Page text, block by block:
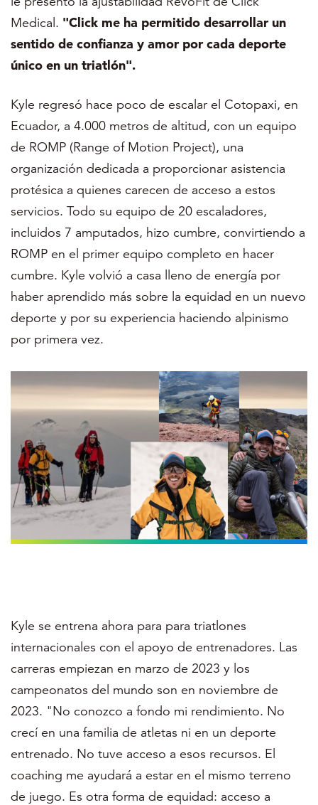
Medical. "Click me ha permitido desarrollar un
sentido de confianza y amor por cada deporte
único en un triatlón".
Kyle regresó hace poco de escalar el Cotopaxi, en
Ecuador, a 4.000 metros de altitud, con un equipo
de ROMP (Range of Motion Project), una
organización dedicada a proporcionar asistencia
protésica a quienes carecen de acceso a estos
servicios. Todo su equipo de 20 escaladores,
incluidos 7 amputados, hizo cumbre, convirtiendo a
ROMP en el primer equipo completo en hacer
cumbre. Kyle volvió a casa lleno de energía por
haber aprendido más sobre la equidad en un nuevo
deporte y por su experiencia haciendo alpinismo
por primera vez.
Kyle se entrena ahora para para triatlones
internacionales con el apoyo de entrenadores. Las
carreras empiezan en marzo de 2023 y los
campeonatos del mundo son en noviembre de
2023. "No conozco a fondo mi rendimiento. No
crecí en una familia de atletas ni en un deporte
entrenado. No tuve acceso a esos recursos. El
coaching me ayudará a estar en el mismo terreno
de juego. Es otra forma de equidad: acceso a